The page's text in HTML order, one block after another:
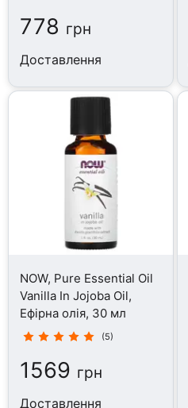
778 грн
Доставлення
NOW, Pure Essential Oil
Vanilla In Jojoba Oil,
Ефірна олія, 30 мл
(5)
1569 грн
Доставлення